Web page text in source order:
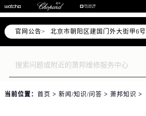
官网公告>
节假日正常营业！
当前位置： 首页 > 新闻/知识/问答 > 萧邦知识 >